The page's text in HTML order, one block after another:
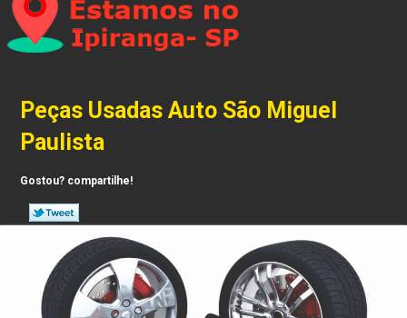
Peças Usadas Auto São Miguel
Paulista
Gostou? compartilhe!